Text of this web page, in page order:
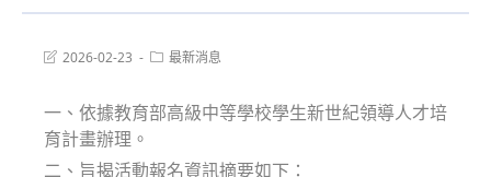
Post2026-02-23
Post最新消息
一、依據教育部高級中等學校學生新世紀領導人才培
育計畫辦理。
二、旨揭活動報名資訊摘要如下：